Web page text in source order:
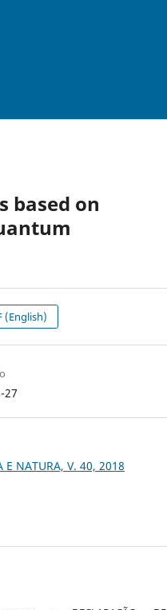
based on
(English)
27
E NATURA, V. 40, 2018